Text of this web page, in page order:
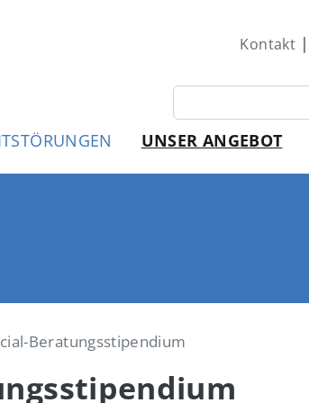
Suche
Kontakt|
UNSER ANGEBOT
Beratungsstipendium